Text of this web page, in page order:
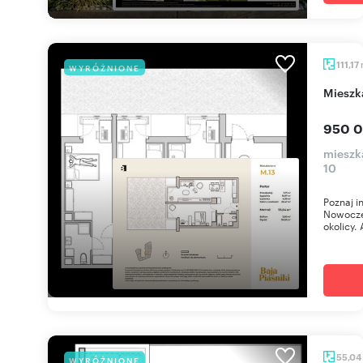
WYRÓŻNIONE 111,17
950
10
Poznaj
okolicy.
WYRÓŻNIONE 55,04